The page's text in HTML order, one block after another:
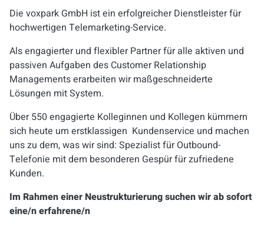
Die voxpark GmbH ist ein erfolgreicher Dienstleister für
hochwertigen Telemarketing-Service.
Als engagierter und flexibler Partner für alle aktiven und
passiven Aufgaben des Customer Relationship
Managements erarbeiten wir maßgeschneiderte
Lösungen mit System.
Über 550 engagierte Kolleginnen und Kollegen kümmern
sich heute um erstklassigen Kundenservice und machen
uns zu dem, was wir sind: Spezialist für Outbound-
Telefonie mit dem besonderen Gespür für zufriedene
Kunden.
Im Rahmen einer Neustrukturierung suchen wir ab sofort
eine/n erfahrene/n